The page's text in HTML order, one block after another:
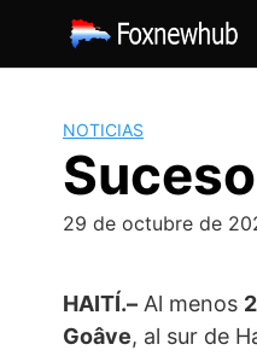
contenido
NOTICIAS
29 de octubre de
HAITÍ.– Al menos
Goâve, al sur de